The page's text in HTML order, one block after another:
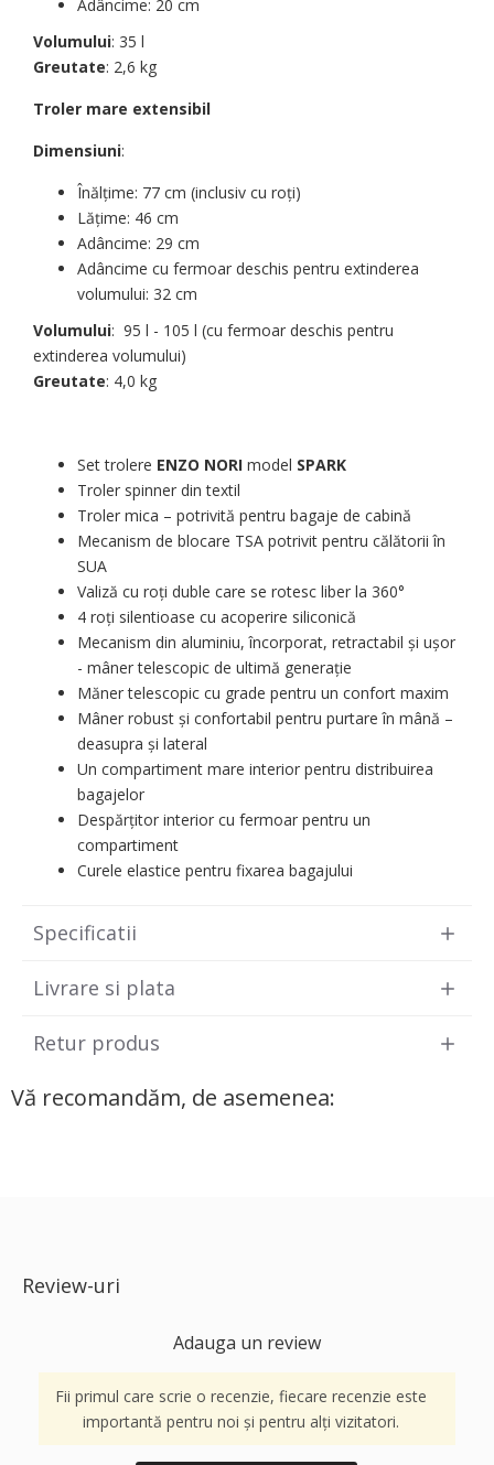
Adâncime: 20 cm
Volumului: 35 l
Greutate: 2,6 kg
Troler mare extensibil
Dimensiuni:
Înălțime: 77 cm (inclusiv cu roți)
Lățime: 46 cm
Adâncime: 29 cm
Adâncime cu fermoar deschis pentru extinderea
volumului: 32 cm
Volumului: 95 l - 105 l (cu fermoar deschis pentru
extinderea volumului)
Greutate: 4,0 kg
Set trolere ENZO NORI model SPARK
Troler spinner din textil
Troler mica – potrivită pentru bagaje de cabină
Mecanism de blocare TSA potrivit pentru călătorii în
SUA
Valiză cu roți duble care se rotesc liber la 360°
4 roți silentioase cu acoperire siliconică
Mecanism din aluminiu, încorporat, retractabil și ușor
- mâner telescopic de ultimă generație
Măner telescopic cu grade pentru un confort maxim
Mâner robust și confortabil pentru purtare în mână –
deasupra și lateral
Un compartiment mare interior pentru distribuirea
bagajelor
Despărțitor interior cu fermoar pentru un
compartiment
Curele elastice pentru fixarea bagajului
Specificatii
Livrare si plata
Retur produs
Vă recomandăm, de asemenea:
Review-uri
Adauga un review
Fii primul care scrie o recenzie, fiecare recenzie este
importantă pentru noi și pentru alți vizitatori.